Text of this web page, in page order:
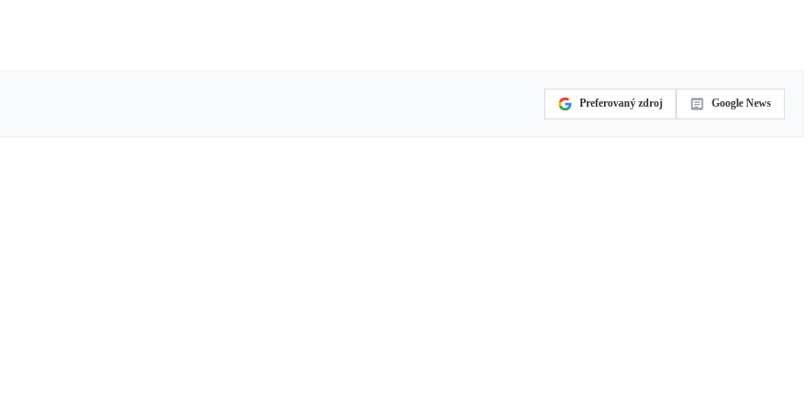
Preferovaný zdroj Google News